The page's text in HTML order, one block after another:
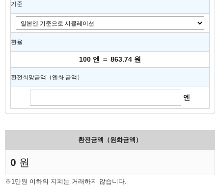
기준
환율
100 엔 ＝ 863.74 원
환전희망금액（엔화 금액）
엔
환전금액（원화금액）
0 원
※1만원 이하의 지폐는 거래하지 않습니다.